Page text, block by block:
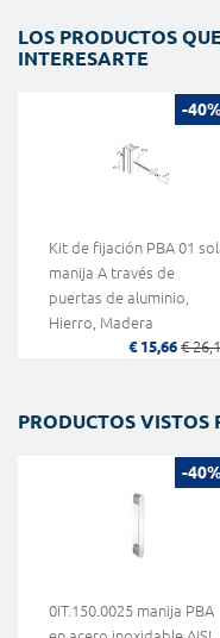
LOS PRODUCTOS
INTERESARTE
-
Kit de fijación PBA 01
manija A través de
puertas de aluminio,
Hierro, Madera
€ 15,66 €
PRODUCTOS VISTOS
-
0IT.150.0025 manija PBA